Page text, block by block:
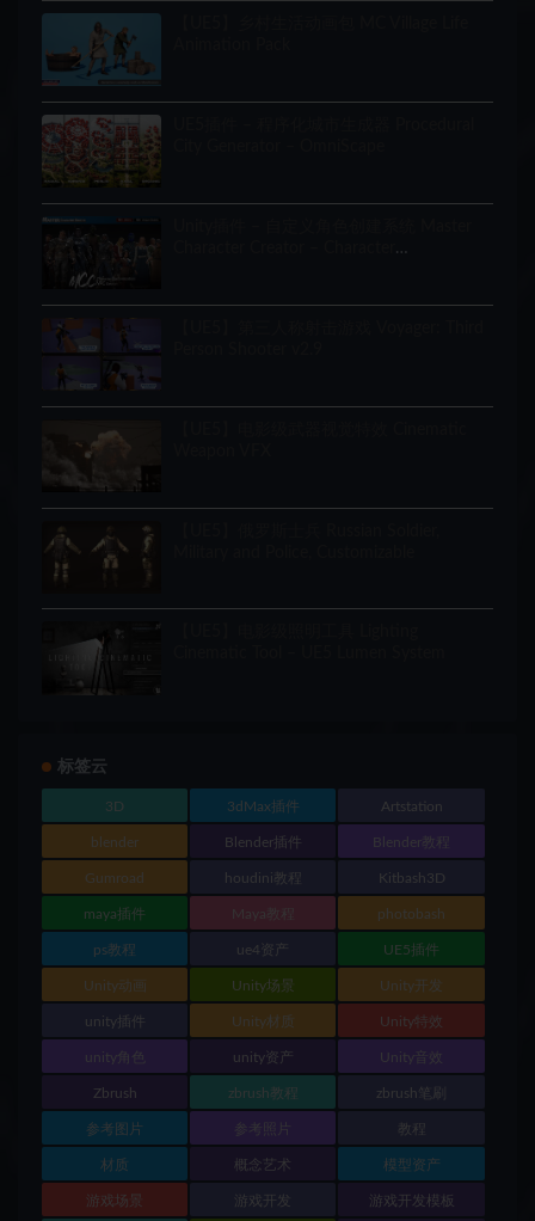
标签云
3D 3dMax插件 Artstation
blender Blender插件 Blender教程
Gumroad houdini教程 Kitbash3D
maya插件 Maya教程 photobash
ps教程 ue4资产 UE5插件
Unity动画 Unity场景 Unity开发
unity插件 Unity材质 Unity特效
unity角色 unity资产 Unity音效
Zbrush zbrush教程 zbrush笔刷
参考图片 参考照片 教程
材质 概念艺术 模型资产
游戏场景 游戏开发 游戏开发模板